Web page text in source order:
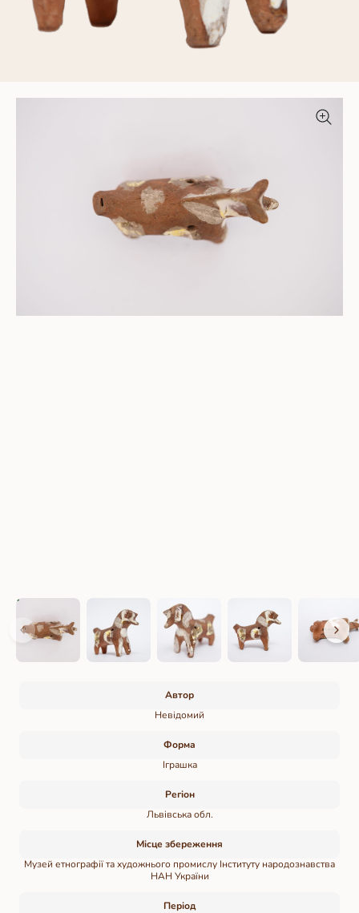
Автор
Невідомий
Форма
Іграшка
Регіон
Львівська обл.
Місце збереження
Музей етнографії та художнього промислу Інституту народознавства
НАН України
Період